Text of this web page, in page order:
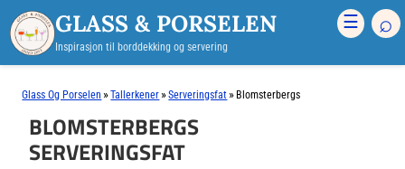
GLASS & PORSELEN
Inspirasjon til borddekking og servering
☰ ⌕
Glass Og Porselen »Tallerkener »Serveringsfat » Blomsterbergs
BLOMSTERBERGS
SERVERINGSFAT